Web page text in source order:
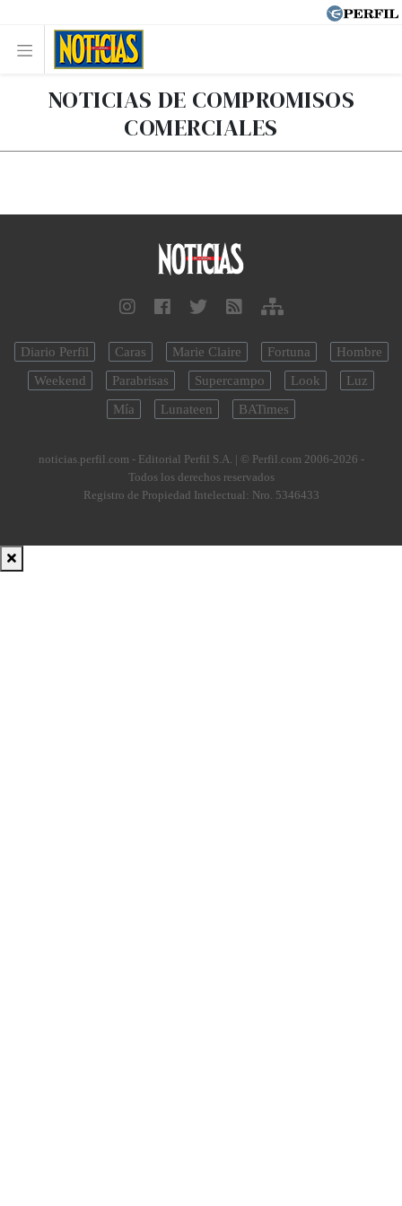
NOTICIAS DE COMPROMISOS
COMERCIALES
Diario Perfil Caras Marie Claire Fortuna
Hombre
Weekend
Parabrisas Supercampo Look
Luz
Mía
Lunateen BATimes
noticias.perfil.com - Editorial Perfil S.A. | © Perfil.com 2006-2026 -
Todos los derechos reservados
Registro de Propiedad Intelectual: Nro. 5346433